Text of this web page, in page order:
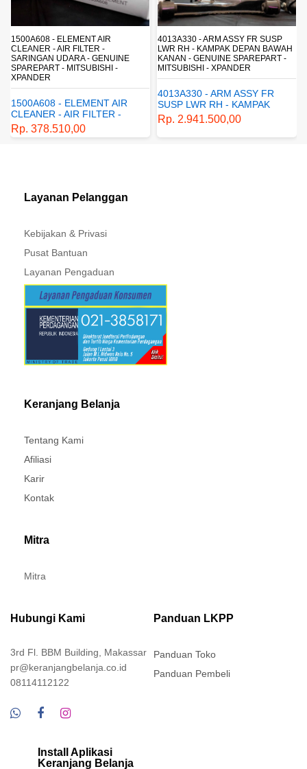
4013A330 - ARM ASSY FR SUSP
LWR RH - KAMPAK DEPAN BAWAH
KANAN - GENUINE SPAREPART -
MITSUBISHI - XPANDER
SUSP LWR RH - KAMPAK
DEPAN BAWAH KANAN -
GENUINE SPAREPART -
MITSUBISHI - XPANDER
Rp. 2.941.500,00
4162A413 - SHOCK ABSORBER RR
SUSP - SUSPENSI BELAKANG -
SHOCKBREAKER BELAKANG -
GENUINE SPAREPART -
MITSUBISHI - XPANDER
4162A413 - SHOCK
ABSORBER RR SUSP -
SUSPENSI BELAKANG -
SHOCKBREAKER BELAKANG
Rp. 1.198.800,00
Layanan Pelanggan
Kebijakan & Privasi
Pusat Bantuan
Layanan Pengaduan
Keranjang Belanja
Tentang Kami
Afiliasi
Karir
Kontak
Mitra
Mitra
Hubungi Kami
3rd Fl. BBM Building, Makassar
pr@keranjangbelanja.co.id
08114112122
Panduan LKPP
Panduan Toko
Panduan Pembeli
Install Aplikasi
Keranjang Belanja